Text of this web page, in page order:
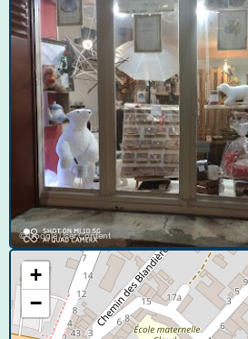
© Google User Content
+
−